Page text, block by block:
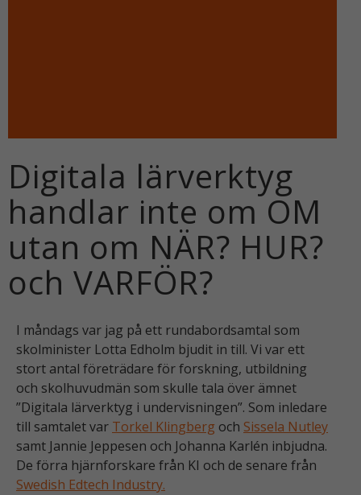
Digitala lärverktyg
handlar inte om OM
utan om NÄR? HUR?
och VARFÖR?
I måndags var jag på ett rundabordsamtal som
skolminister Lotta Edholm bjudit in till. Vi var ett
stort antal företrädare för forskning, utbildning
och skolhuvudmän som skulle tala över ämnet
”Digitala lärverktyg i undervisningen”. Som inledare
till samtalet var Torkel Klingberg och Sissela Nutley
samt Jannie Jeppesen och Johanna Karlén inbjudna.
De förra hjärnforskare från KI och de senare från
Swedish Edtech Industry.